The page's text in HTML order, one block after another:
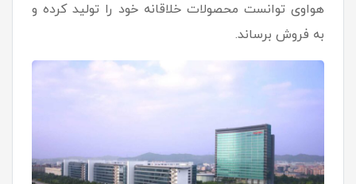
هواوی توانست محصولات خلاقانه خود را تولید کرده و
به فروش برساند.